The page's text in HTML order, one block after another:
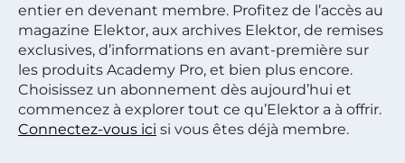
entier en devenant membre. Profitez de l’accès au
magazine Elektor, aux archives Elektor, de remises
exclusives, d’informations en avant-première sur
les produits Academy Pro, et bien plus encore.
Choisissez un abonnement dès aujourd’hui et
commencez à explorer tout ce qu’Elektor a à offrir.
Connectez-vous ici si vous êtes déjà membre.